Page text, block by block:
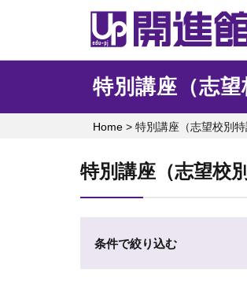
特別講座（志望
Home > 特別講座（志望校別特
特別講座（志望校
条件で絞り込む